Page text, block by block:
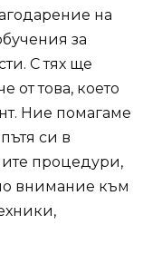
на
за
С тях ще
от това, което
Ние помагаме
си в
процедури,
внимание към